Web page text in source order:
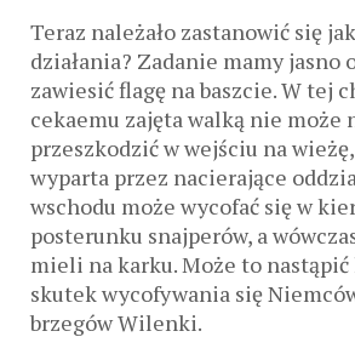
Teraz należało zastanowić się
działania? Zadanie mamy jasno
zawiesić flagę na baszcie. W tej
cekaemu zajęta walką nie może
przeszkodzić w wejściu na
wyparta przez nacierające
wschodu może wycofać się w
posterunku snajperów, a
mieli na karku. Może to
skutek wycofywania się
brzegów Wilenki.